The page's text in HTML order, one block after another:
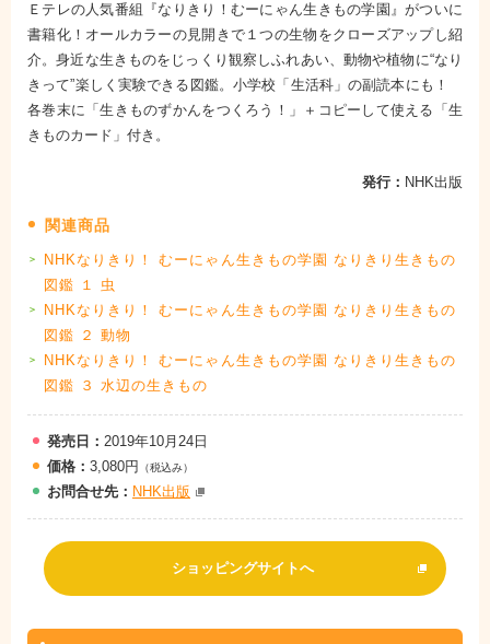
Ｅテレの人気番組『なりきり！むーにゃん生きもの学園』がついに
書籍化！オールカラーの見開きで１つの生物をクローズアップし紹
介。身近な生きものをじっくり観察しふれあい、動物や植物に“なり
きって”楽しく実験できる図鑑。小学校「生活科」の副読本にも！
各巻末に「生きものずかんをつくろう！」＋コピーして使える「生
きものカード」付き。
発行： NHK出版
関連商品
NHKなりきり！ むーにゃん生きもの学園 なりきり生きもの
図鑑 １ 虫
NHKなりきり！ むーにゃん生きもの学園 なりきり生きもの
図鑑 ２ 動物
NHKなりきり！ むーにゃん生きもの学園 なりきり生きもの
図鑑 ３ 水辺の生きもの
発売日： 2019年10月24日
価格： 3,080円 （税込み）
お問合せ先： NHK出版
ショッピングサイトへ